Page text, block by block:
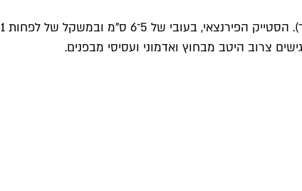
בכל מסעדת בשרים בפירנצה, בירת טוסקנה, גולת הכותרת בתפריט היא ביסטקה אה לה פיורנטינה (סטייק בנוסח פירנצה, בתרגום ישיר). הסטייק הפירנצאי, בעובי של 5־6 ס"מ ובמשקל של לפחות 1